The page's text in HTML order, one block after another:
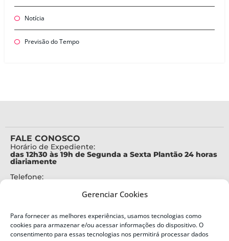
Gerenciar Cookies
Para fornecer as melhores experiências, usamos tecnologias como
cookies para armazenar e/ou acessar informações do dispositivo. O
consentimento para essas tecnologias nos permitirá processar dados
Notícia
Previsão do Tempo
FALE CONOSCO
Horário de Expediente:
das 12h30 às 19h de Segunda a Sexta Plantão 24 horas
diariamente
Telefone:
Alertas Defesa Civil:
SMS 40199